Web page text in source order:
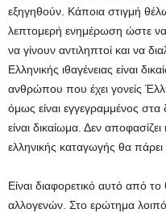
εξηγηθούν. Κάποια στιγμή
λεπτομερή ενημέρωση ώστε
να γίνουν αντιληπτοί και να
Ελληνικής ιθαγένειας είναι
ανθρώπου που έχει γονείς
όμως είναι εγγεγραμμένος
είναι δικαίωμα. Δεν
ελληνικής καταγωγής θα πάρει
Είναι διαφορετικό αυτό από
αλλογενών. Στο ερώτημα